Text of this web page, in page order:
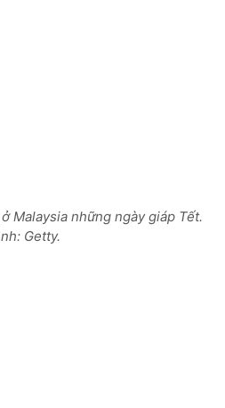
Malaysia những ngày giáp Tết.
Getty.